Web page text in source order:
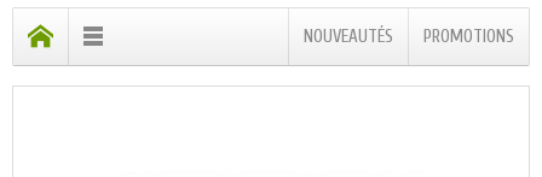
PROMOTIONS
NOUVEAUTÉS